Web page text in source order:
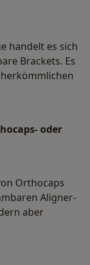
handelt es sich
Brackets. Es
oder
Orthocaps
Aligner-
aber